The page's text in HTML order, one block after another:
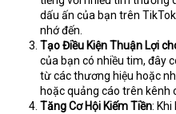
dấu ấn của bạn trên
nhớ đến.
Tạo Điều Kiện Thuận Lợi
của bạn có nhiều tim, đây
từ các thương hiệu hoặc
hoặc quảng cáo trên kênh
Tăng Cơ Hội Kiếm Tiền: